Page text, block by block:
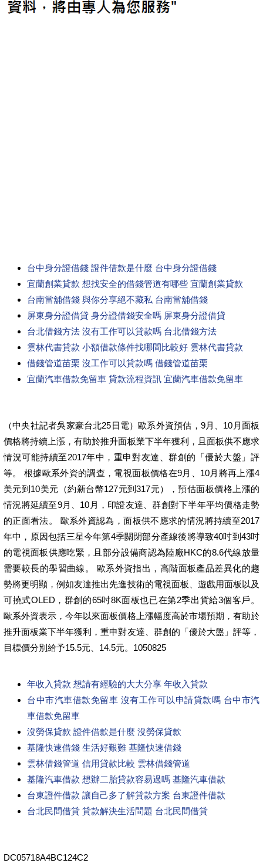
台中身分證借錢 證件借款是什麼 台中身分證借錢
宜蘭創業貸款 想找安全的借錢管道有哪些 宜蘭創業貸款
台南當舖借錢 與你分享絕不藏私 台南當舖借錢
屏東身分證借貸 身分證借錢安全嗎 屏東身分證借貸
台北借錢方法 沒有工作可以貸款嗎 台北借錢方法
雲林代書貸款 小額借款條件找哪間比較好 雲林代書貸款
借錢管道苗栗 沒工作可以貸款嗎 借錢管道苗栗
宜蘭汽車借款免留車 貸款流程資訊 宜蘭汽車借款免留車
（中央社記者吳家豪台北25日電）歐系外資預估，9月、10月面板
價格將持續上漲，有助於推升面板業下半年獲利，且面板供不應求
情況可能持續至2017年中，重申對友達、群創的「優於大盤」評
等。 根據歐系外資的調查，電視面板價格在9月、10月將再上漲4
美元到10美元（約新台幣127元到317元），預估面板價格上漲的
情況將延續至9月、10月，印證友達、群創對下半年平均價格走勢
的正面看法。 歐系外資認為，面板供不應求的情況將持續至2017
年中，原因包括三星今年第4季關閉部分產線後將導致40吋到43吋
的電視面板供應吃緊，且部分設備商認為陸廠HKC的8.6代線放量
需要較長的學習曲線。 歐系外資指出，高階面板產品差異化的趨
勢將更明顯，例如友達推出先進技術的電視面板、遊戲用面板以及
可撓式OLED，群創的65吋8K面板也已在第2季出貨給3個客戶。
歐系外資表示，今年以來面板價格上漲幅度高於市場預期，有助於
推升面板業下半年獲利，重申對友達、群創的「優於大盤」評等，
目標價分別給予15.5元、14.5元。1050825
年收入貸款 想請有經驗的大大分享 年收入貸款
台中市汽車借款免留車 沒有工作可以申請貸款嗎 台中市汽
車借款免留車
沒勞保貸款 證件借款是什麼 沒勞保貸款
基隆快速借錢 生活好艱難 基隆快速借錢
雲林借錢管道 信用貸款比較 雲林借錢管道
基隆汽車借款 想辦二胎貸款容易過嗎 基隆汽車借款
台東證件借款 讓自己多了解貸款方案 台東證件借款
台北民間借貸 貸款解決生活問題 台北民間借貸
DC05718A4BC124C2